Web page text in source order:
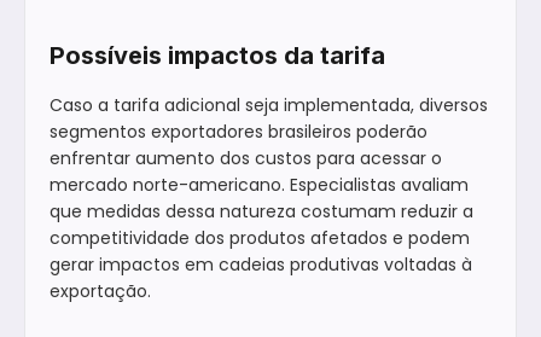
Possíveis impactos da tarifa
Caso a tarifa adicional seja implementada, diversos
segmentos exportadores brasileiros poderão
enfrentar aumento dos custos para acessar o
mercado norte-americano. Especialistas avaliam
que medidas dessa natureza costumam reduzir a
competitividade dos produtos afetados e podem
gerar impactos em cadeias produtivas voltadas à
exportação.